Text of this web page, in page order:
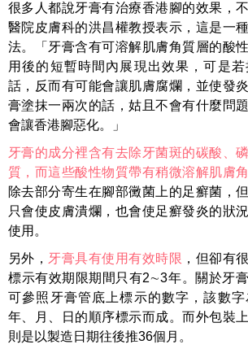
很多人都說牙膏有治療香港腳的效果，
醫院皮膚科的洪昌權教授表示，這是一
法。「牙膏含有可溶解肌膚角質層的酸
用後的短暫時間內展現出效果，可是
話，反而有可能會讓肌膚腐爛，並使發
膏塗抹一兩次的話，姑且不會有什麼問
會讓香港腳惡化。」
牙膏的成分裡含有去除牙菌斑的碳酸、
質，而這些酸性物質帶有稍微溶解肌膚
除去部分寄生在腳部黴菌上的足癬菌，
只會使皮膚潰爛，也會使足癬發炎的狀
使用。
另外， 牙膏具有使用有效時限 ，但卻有
標示有效期限期間只有2∼3年。關於牙
可參照牙膏管底上標示的數字，該數
年、月、日的順序標示而成。而外包裝
則是以製造日期往後推36個月。